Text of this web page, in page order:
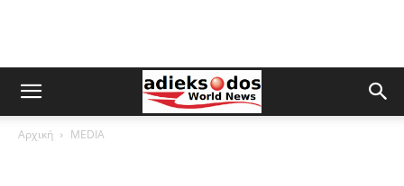
Αρχική MEDIA